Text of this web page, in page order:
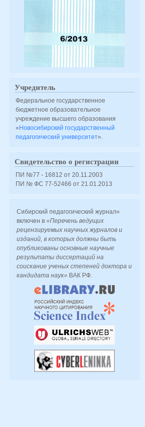
Учредитель
Федеральное государственное
бюджетное образовательное
учреждение высшего образования
«Новосибирский государственный
педагогический университет».
Свидетельство о регистрации
ПИ №77 - 16812 от 20.11.2003
ПИ № ФС 77-52466 от 21.01.2013
Сибирский педагогический журнал»
включен в«Перечень ведущих
рецензируемых научных журналов и
изданий, в которых должны быть
опубликованы основные научные
результаты диссертаций на
соискание ученых степеней доктора и
кандидата наук» ВАК РФ.